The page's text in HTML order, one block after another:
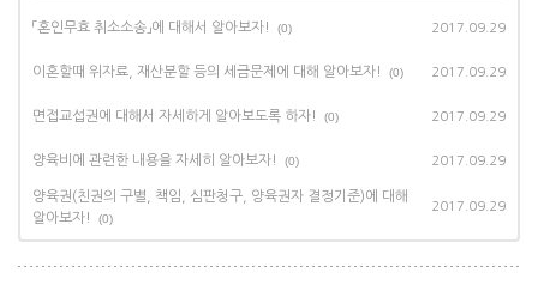
「혼인무효 취소소송」에 대해서 알아보자! (0) 2017.09.29
이혼할때 위자료, 재산분할 등의 세금문제에 대해 알아보자! (0) 2017.09.29
면접교섭권에 대해서 자세하게 알아보도록 하자! (0) 2017.09.29
양육비에 관련한 내용을 자세히 알아보자! (0) 2017.09.29
양육권(친권의 구별, 책임, 심판청구, 양육권자 결정기준)에 대해
알아보자!
(0)
2017.09.29